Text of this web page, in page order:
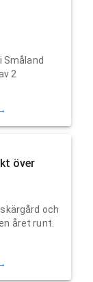
Småland
2
över
och
året runt.